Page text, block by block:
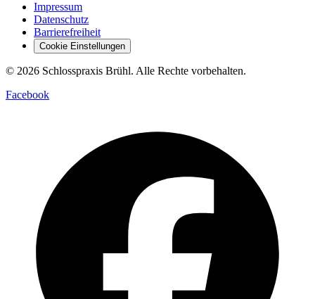
Impressum
Datenschutz
Barrierefreiheit
Cookie Einstellungen
© 2026 Schlosspraxis Brühl. Alle Rechte vorbehalten.
Facebook